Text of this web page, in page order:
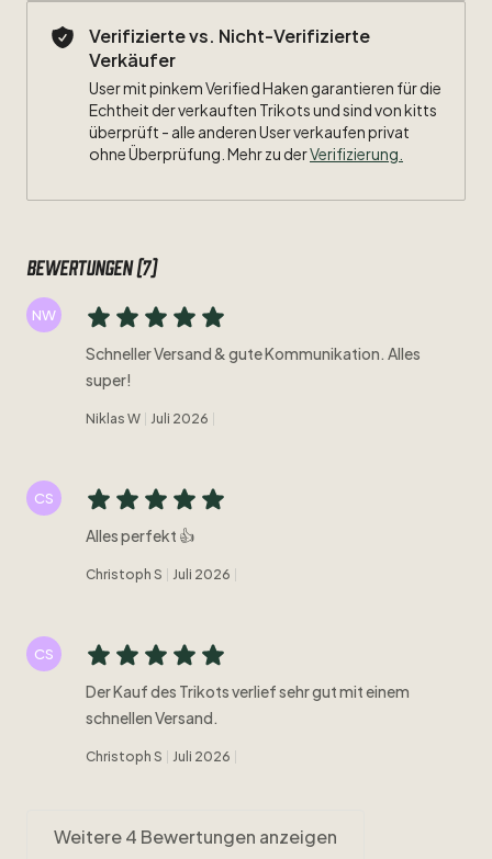
Zustand:9​/​10
Beflockung:#7Ribery
Verifizierte vs. Nicht-Verifizierte
Verkäufer
User mit pinkem Verified Haken garantieren für die
Echtheit der verkauften Trikots und sind von kitts
überprüft - alle anderen User verkaufen privat
ohne Überprüfung. Mehr zu derVerifizierung.
Bewertungen (7)
NW
Schneller Versand & gute Kommunikation. Alles
super!
Niklas W Juli 2026
CS
Alles perfekt 👍
Christoph S Juli 2026
CS
Der Kauf des Trikots verlief sehr gut mit einem
schnellen Versand.
Christoph S Juli 2026
Weitere 4 Bewertungen anzeigen